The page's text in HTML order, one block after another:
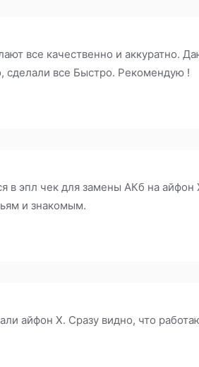
все качественно и аккуратно.
сделали все Быстро. Рекомендую !
в эпл чек для замены АКб на
и знакомым.
айфон Х. Сразу видно, что